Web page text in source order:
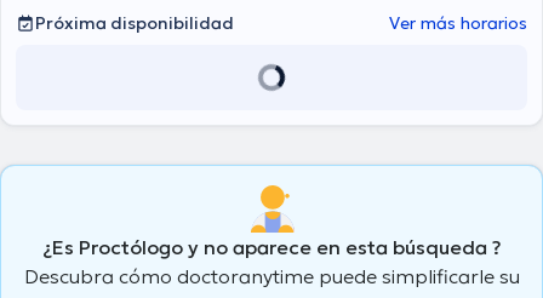
Próxima disponibilidad
Ver más horarios
¿Es Proctólogo y no aparece en esta búsqueda ?
Descubra cómo doctoranytime puede simplificarle su